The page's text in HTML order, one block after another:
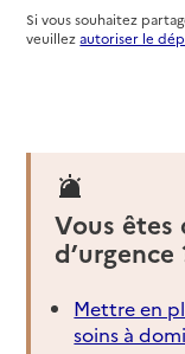
05 46 41 99 16
Source des données
Mis à jour le : 22/07/
Service
Axéo Services
Adresse
1 route de
17100-Saintes
Si vous souhaitez
veuillezautoriser le
Vous êtes
d’urgence
Mettre en
soins à